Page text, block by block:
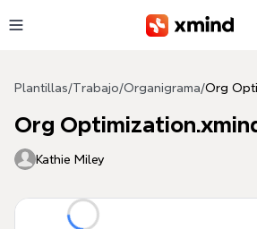
Plantillas/Trabajo/Organigrama/Org
Org
Kathie Miley